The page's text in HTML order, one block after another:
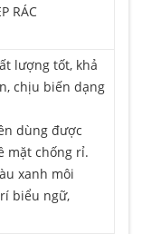
RÁC
lượng tốt, khả
chịu biến dạng
dùng được
mặt chống rỉ.
xanh môi
biểu ngữ,